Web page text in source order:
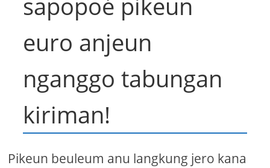
euro anjeun
nganggo tabungan
kiriman!
Pikeun beuleum anu langkung jero kana